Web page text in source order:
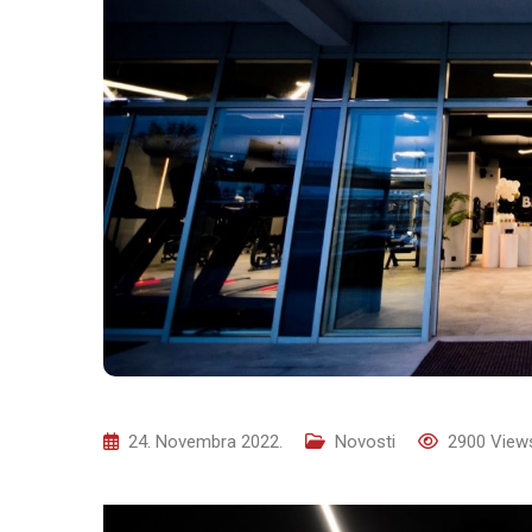
24. Novembra 2022. Novosti 2900